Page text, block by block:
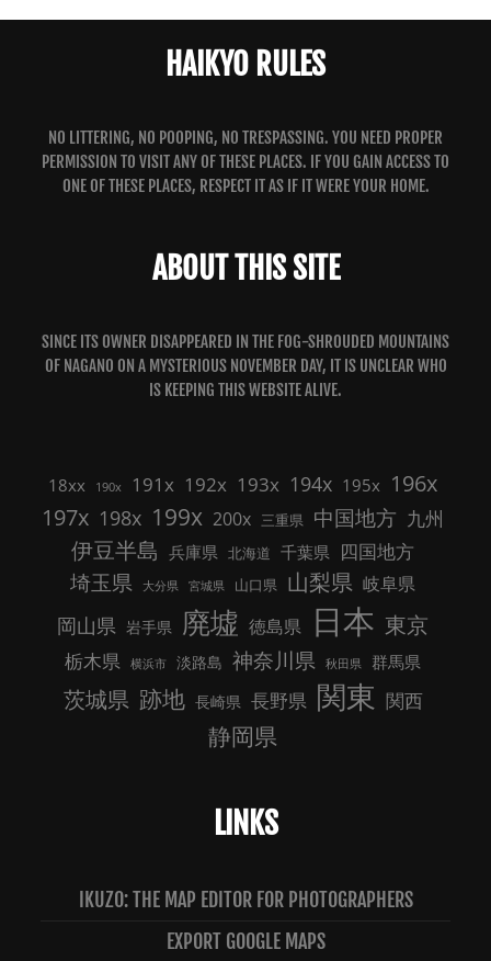
HAIKYO RULES
NO LITTERING, NO POOPING, NO TRESPASSING. YOU NEED PROPER
PERMISSION TO VISIT ANY OF THESE PLACES. IF YOU GAIN ACCESS TO
ONE OF THESE PLACES, RESPECT IT AS IF IT WERE YOUR HOME.
ABOUT THIS SITE
SINCE ITS OWNER DISAPPEARED IN THE FOG-SHROUDED MOUNTAINS
OF NAGANO ON A MYSTERIOUS NOVEMBER DAY, IT IS UNCLEAR WHO
IS KEEPING THIS WEBSITE ALIVE.
18xx 190x 191x 192x 193x 194x 195x 196x
197x 198x 199x 200x 三重県 中国地方 九州
伊豆半島 兵庫県 北海道 千葉県 四国地方
埼玉県 大分県 宮城県 山口県 山梨県 岐阜県
岡山県 岩手県 廃墟 徳島県 日本 東京
栃木県 横浜市 淡路島 神奈川県 秋田県 群馬県
茨城県 跡地 長崎県 長野県 関東 関西
静岡県
LINKS
IKUZO: THE MAP EDITOR FOR PHOTOGRAPHERS
EXPORT GOOGLE MAPS